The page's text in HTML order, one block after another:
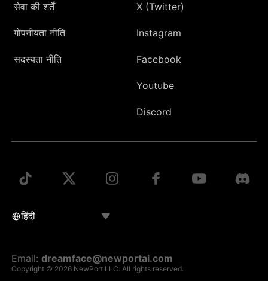
सेवा की शर्तें
गोपनीयता नीति
सदस्यता नीति
X (Twitter)
Instagram
Facebook
Youtube
Discord
Email:dreamface@newportai.com
Copyright © 2026 NewPort LLC. All rights reserved.